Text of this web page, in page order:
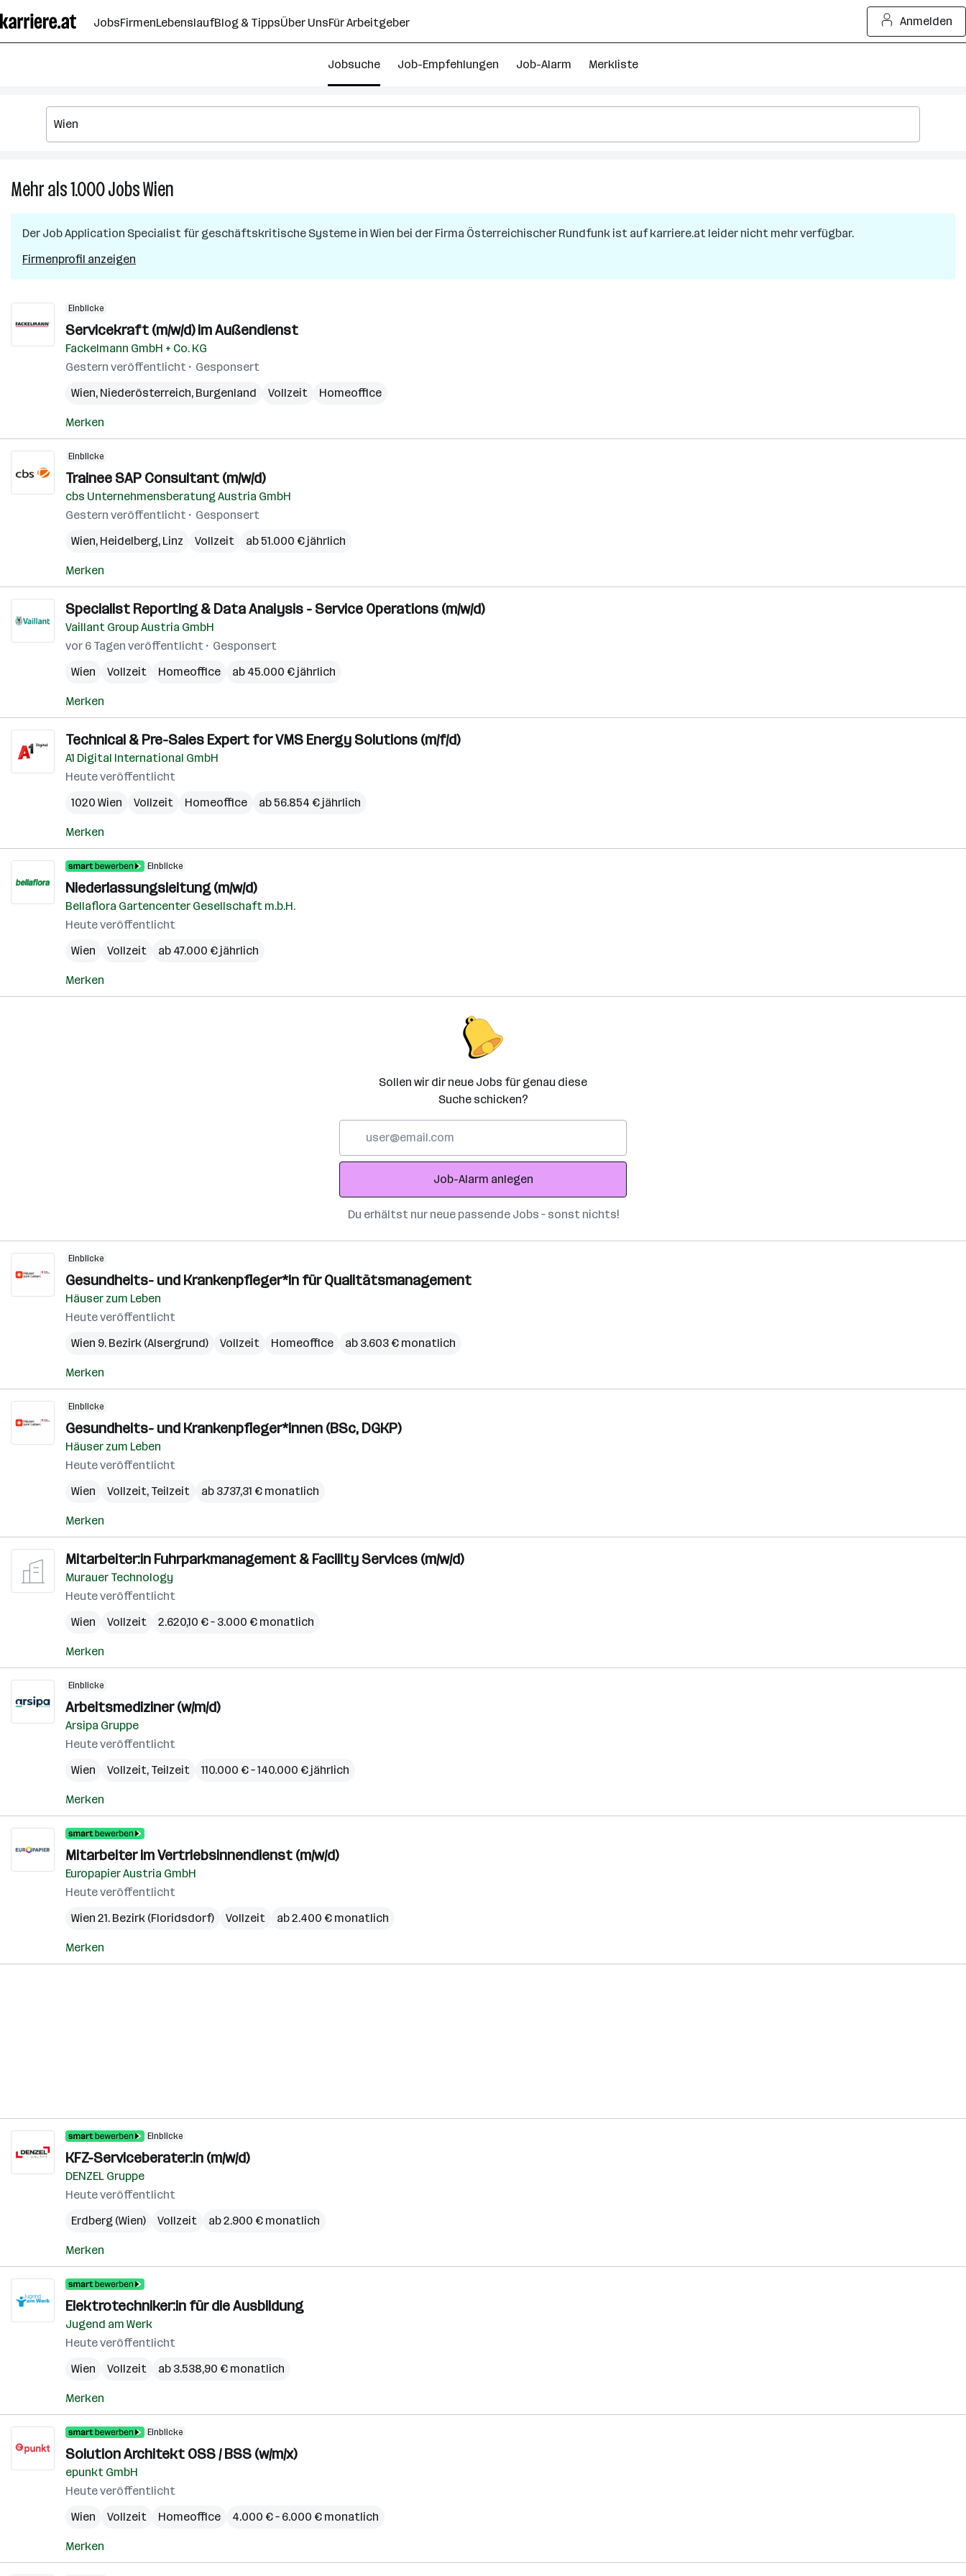
Seiteninhalt
springen
JobsFirmenLebenslaufBlog & TippsÜber UnsFür Arbeitgeber Anmelden
Jobsuche Job-Empfehlungen Job-Alarm Merkliste
Mehr als 1.000JobsWien
Jobs
Der JobApplication Specialist für geschäftskritische Systeme in Wien bei der Firma Österreichischer Rundfunk ist auf karriere.at leider nicht mehr verfügbar.
Firmenprofil anzeigen
Einblicke
Servicekraft (m/w/d) im Außendienst
Fackelmann GmbH + Co. KG
Gestern veröffentlicht
Gesponsert
Wien, Niederösterreich, Burgenland Vollzeit Homeoffice
Merken
Einblicke
Trainee SAP Consultant (m/w/d)
cbs Unternehmensberatung Austria GmbH
Gestern veröffentlicht
Gesponsert
Wien, Heidelberg, Linz Vollzeit ab 51.000 € jährlich
Merken
Specialist Reporting & Data Analysis - Service Operations (m/w/d)
Vaillant Group Austria GmbH
vor 6 Tagen veröffentlicht
Gesponsert
Wien
Vollzeit Homeoffice ab 45.000 € jährlich
Merken
Technical & Pre-Sales Expert for VMS Energy Solutions (m/f/d)
A1 Digital International GmbH
Heute veröffentlicht
1020 Wien
Vollzeit Homeoffice ab 56.854 € jährlich
Merken
Einblicke
Niederlassungsleitung (m/w/d)
Bellaflora Gartencenter Gesellschaft m.b.H.
Heute veröffentlicht
Wien
Vollzeit ab 47.000 € jährlich
Merken
Sollen wir dir neue Jobs für genau diese
Suche schicken?
Adresse
Job-Alarm anlegen
Du erhältst nur neue passende Jobs – sonst nichts!
Einblicke
Gesundheits- und Krankenpfleger*in für Qualitätsmanagement
Häuser zum Leben
Heute veröffentlicht
Wien 9. Bezirk (Alsergrund)
Vollzeit Homeoffice ab 3.603 € monatlich
Merken
Einblicke
Gesundheits- und Krankenpfleger*innen (BSc, DGKP)
Häuser zum Leben
Heute veröffentlicht
Wien
Vollzeit, Teilzeit ab 3.737,31 € monatlich
Merken
Mitarbeiter:in Fuhrparkmanagement & Facility Services (m/w/d)
Murauer Technology
Heute veröffentlicht
Wien
Vollzeit 2.620,10 € – 3.000 € monatlich
Merken
Einblicke
Arbeitsmediziner (w/m/d)
Arsipa Gruppe
Heute veröffentlicht
Wien
Vollzeit, Teilzeit 110.000 € – 140.000 € jährlich
Merken
Mitarbeiter im Vertriebsinnendienst (m/w/d)
Europapier Austria GmbH
Heute veröffentlicht
Wien 21. Bezirk (Floridsdorf)
Vollzeit ab 2.400 € monatlich
Merken
Einblicke
KFZ-Serviceberater:in (m/w/d)
DENZEL Gruppe
Heute veröffentlicht
Erdberg (Wien)
Vollzeit ab 2.900 € monatlich
Merken
Elektrotechniker:in für die Ausbildung
Jugend am Werk
Heute veröffentlicht
Wien
Vollzeit ab 3.538,90 € monatlich
Merken
Einblicke
Solution Architekt OSS / BSS (w/m/x)
epunkt GmbH
Heute veröffentlicht
Wien
Vollzeit Homeoffice 4.000 € – 6.000 € monatlich
Merken